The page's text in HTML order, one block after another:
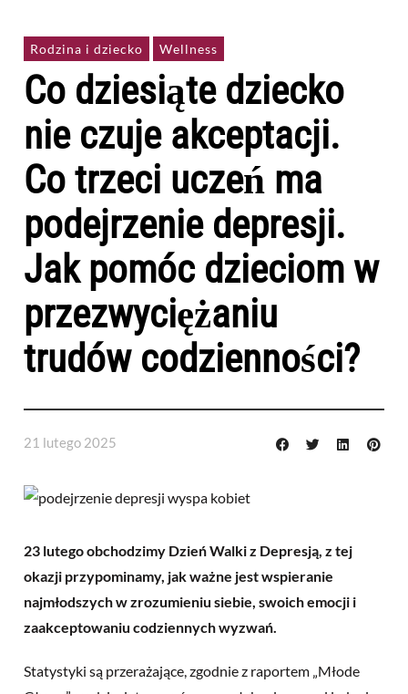
Rodzina i dziecko Wellness
Co dziesiąte dziecko
nie czuje akceptacji.
Co trzeci uczeń ma
podejrzenie depresji.
Jak pomóc dzieciom w
przezwyciężaniu
trudów codzienności?
21 lutego 2025
23 lutego obchodzimy Dzień Walki z Depresją, z tej
okazji przypominamy, jak ważne jest wspieranie
najmłodszych w zrozumieniu siebie, swoich emocji i
zaakceptowaniu codziennych wyzwań.
Statystyki są przerażające, zgodnie z raportem „Młode